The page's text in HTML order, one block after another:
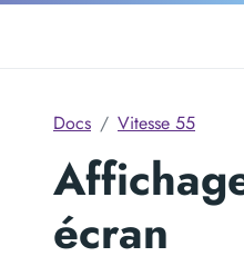
Docs Vitesse 55
écran